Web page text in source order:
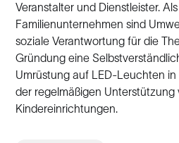
Veranstalter und Dienstleister.
Familienunternehmen sind
soziale Verantwortung für die
Gründung eine
Umrüstung auf LED-Leuchten
der regelmäßigen Unterstützung
Kindereinrichtungen.